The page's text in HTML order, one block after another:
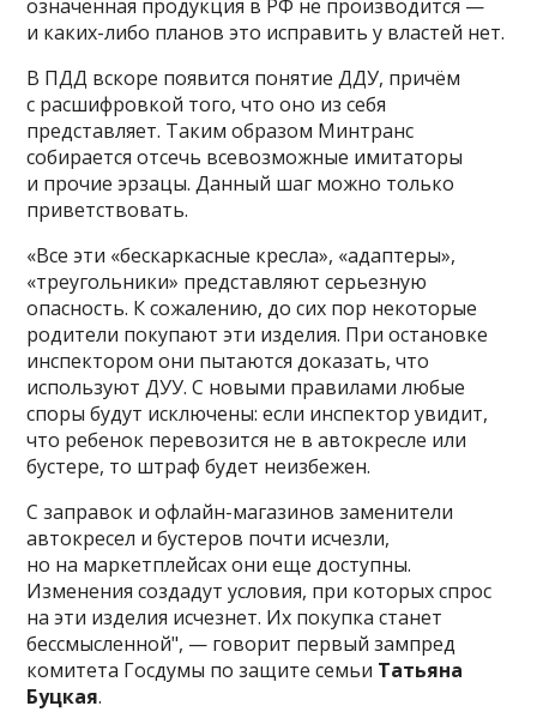
означенная продукция в РФ не производится —
и каких-либо планов это исправить у властей нет.
В ПДД вскоре появится понятие ДДУ, причём
с расшифровкой того, что оно из себя
представляет. Таким образом Минтранс
собирается отсечь всевозможные имитаторы
и прочие эрзацы. Данный шаг можно только
приветствовать.
«Все эти «бескаркасные кресла», «адаптеры»,
«треугольники» представляют серьезную
опасность. К сожалению, до сих пор некоторые
родители покупают эти изделия. При остановке
инспектором они пытаются доказать, что
используют ДУУ. С новыми правилами любые
споры будут исключены: если инспектор увидит,
что ребенок перевозится не в автокресле или
бустере, то штраф будет неизбежен.
С заправок и офлайн-магазинов заменители
автокресел и бустеров почти исчезли,
но на маркетплейсах они еще доступны.
Изменения создадут условия, при которых спрос
на эти изделия исчезнет. Их покупка станет
бессмысленной", — говорит первый зампред
комитета Госдумы по защите семьи Татьяна
Буцкая.